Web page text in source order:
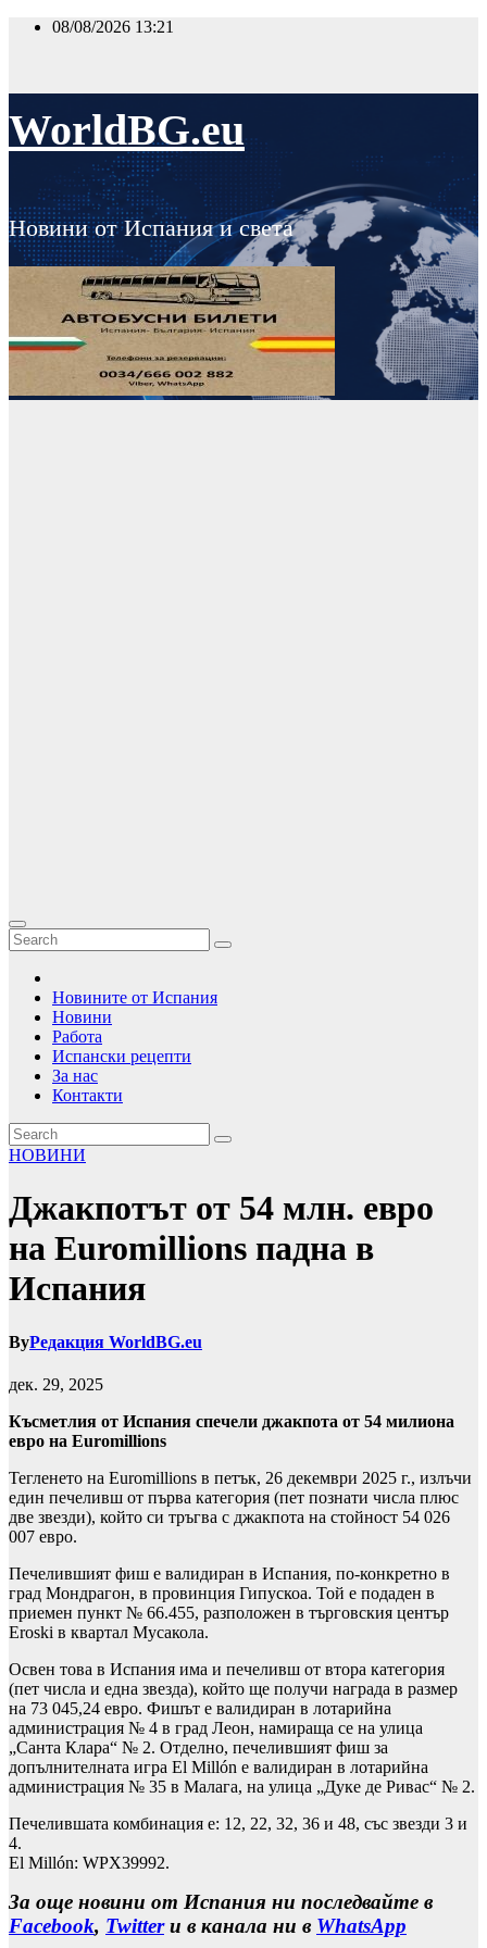
Skip
08/08/2026 13:21
WorldBG.eu
Новини от Испания и света
Новините от Испания
Новини
Работа
Испански рецепти
За нас
Контакти
НОВИНИ
Джакпотът от 54 млн. евро
на Euromillions падна в
Испания
ByРедакция WorldBG.eu
дек. 29, 2025
Късметлия от Испания спечели джакпота от 54 милиона
евро на Euromillions
Тегленето на Euromillions в петък, 26 декември 2025 г., излъчи
един печеливш от първа категория (пет познати числа плюс
две звезди), който си тръгва с джакпота на стойност 54 026
007 евро.
Печелившият фиш е валидиран в Испания, по-конкретно в
град Мондрагон, в провинция Гипускоа. Той е подаден в
приемен пункт № 66.455, разположен в търговския център
Eroski в квартал Мусакола.
Освен това в Испания има и печеливш от втора категория
(пет числа и една звезда), който ще получи награда в размер
на 73 045,24 евро. Фишът е валидиран в лотарийна
администрация № 4 в град Леон, намираща се на улица
„Санта Клара“ № 2. Отделно, печелившият фиш за
допълнителната игра El Millón е валидиран в лотарийна
администрация № 35 в Малага, на улица „Дуке де Ривас“ № 2.
Печелившата комбинация е: 12, 22, 32, 36 и 48, със звезди 3 и
4.
El Millón: WPX39992.
За още новини от Испания ни последвайте в
Facebook, Twitterи в канала ни в WhatsApp